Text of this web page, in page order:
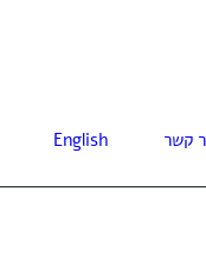
קשר English